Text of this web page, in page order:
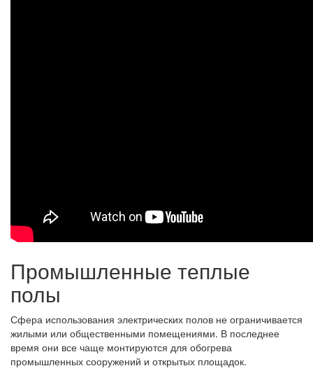
Промышленные теплые
полы
Сфера использования электрических полов не ограничивается
жилыми или общественными помещениями. В последнее
время они все чаще монтируются для обогрева
промышленных сооружений и открытых площадок.